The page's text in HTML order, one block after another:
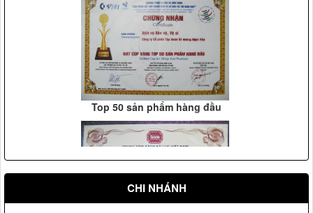
Vệ sỹ Võ Đường Ngọc Hòa bảo vệ Đ/c phó chủ tịch nước
Nguyễn Thị Doan(2007)
Top 50 sản phẩm hàng đầu
CHI NHÁNH